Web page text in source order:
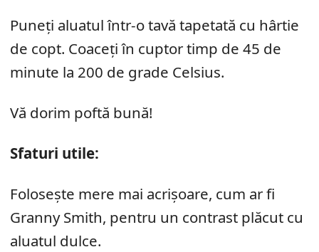
Puneți aluatul într-o tavă tapetată cu hârtie
de copt. Coaceți în cuptor timp de 45 de
minute la 200 de grade Celsius.
Vă dorim poftă bună!
Sfaturi utile:
Folosește mere mai acrișoare, cum ar fi
Granny Smith, pentru un contrast plăcut cu
aluatul dulce.